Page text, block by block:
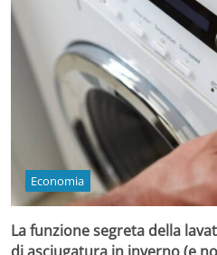
Economia
La funzione segreta della